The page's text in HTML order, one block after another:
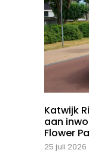
Katwijk
aan
Flower
25 juli 2026